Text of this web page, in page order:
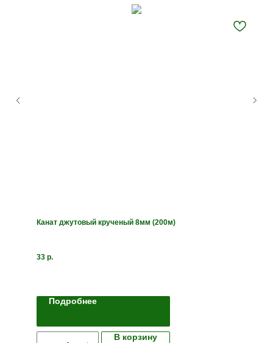
Канат джутовый крученый 8мм (200м)
33 р.
Подробнее
В корзину